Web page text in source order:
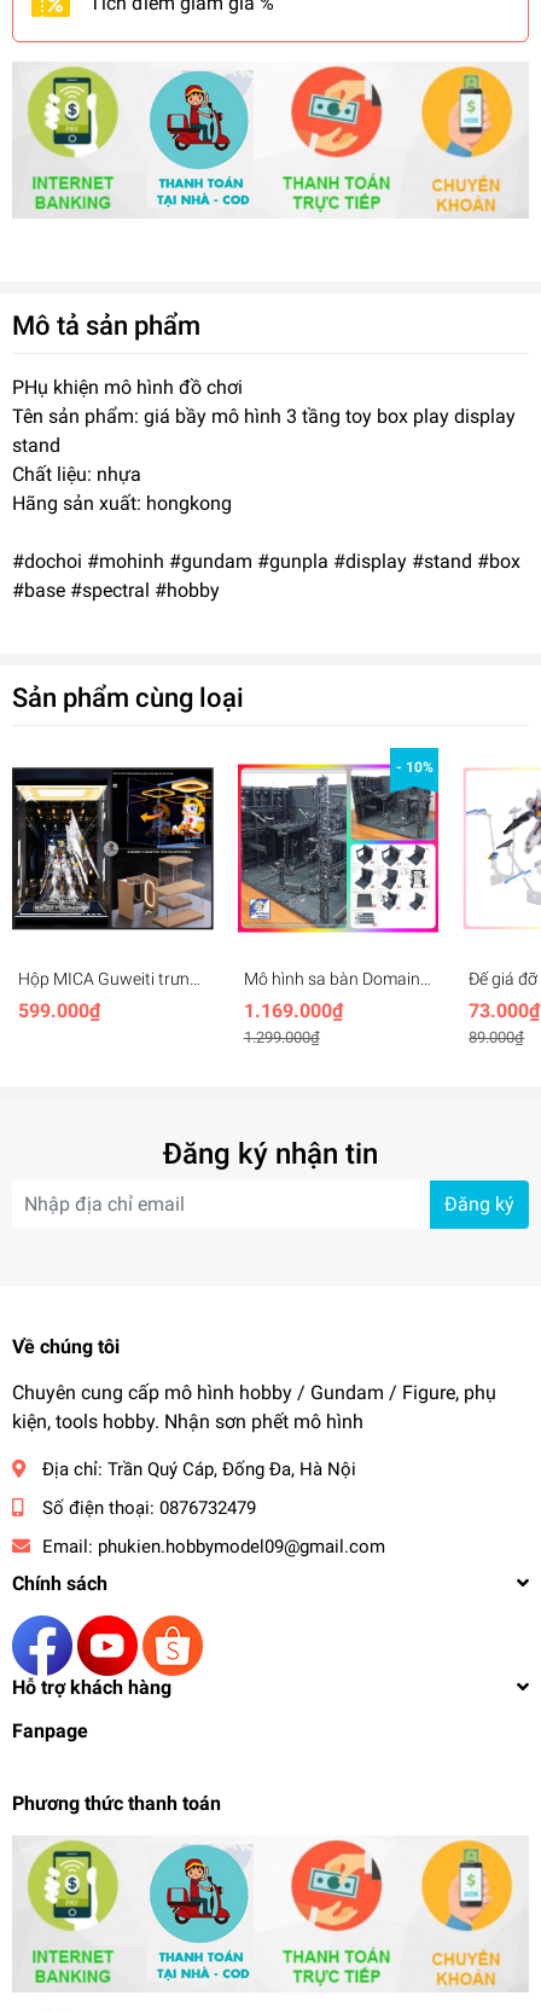
Mô tả sản phẩm
PHụ khiện mô hình đồ chơi
Tên sản phẩm: giá bầy mô hình 3 tầng toy box play display
stand
Chất liệu: nhựa
Hãng sản xuất: hongkong
#dochoi #mohinh #gundam #gunpla #display #stand #box
#base #spectral #hobby
Sản phẩm cùng loại
Hộp MICA Guweiti trưng
bày mô hình với led trần
có cửa mở - display box
599.000₫
- 10%
Mô hình sa bàn Domain
Base CG Set 10 bộ
gundam Hangar
1.169.000₫
1.299.000₫
Đế giá đỡ
stand
aerial 1/
73.000₫
89.000₫
Đăng ký nhận tin
Đăng ký
Về chúng tôi
Chuyên cung cấp mô hình hobby / Gundam / Figure, phụ
kiện, tools hobby. Nhận sơn phết mô hình
Địa chỉ: Trần Quý Cáp, Đống Đa, Hà Nội
Số điện thoại: 0876732479
Email: phukien.hobbymodel09@gmail.com
Chính sách
Hỗ trợ khách hàng
Fanpage
Phương thức thanh toán